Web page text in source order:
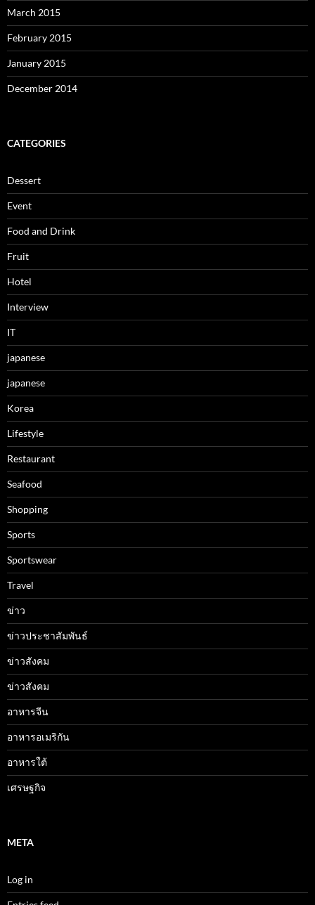
March 2015
February 2015
January 2015
December 2014
CATEGORIES
Dessert
Event
Food and Drink
Fruit
Hotel
Interview
IT
japanese
japanese
Korea
Lifestyle
Restaurant
Seafood
Shopping
Sports
Sportswear
Travel
ข่าว
ข่าวประชาสัมพันธ์
ข่าวสังคม
ข่าวสังคม
อาหารจีน
อาหารอเมริกัน
อาหารใต้
เศรษฐกิจ
META
Log in